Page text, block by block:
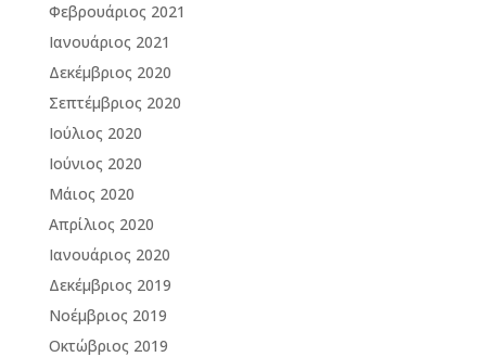
Φεβρουάριος 2021
Ιανουάριος 2021
Δεκέμβριος 2020
Σεπτέμβριος 2020
Ιούλιος 2020
Ιούνιος 2020
Μάιος 2020
Απρίλιος 2020
Ιανουάριος 2020
Δεκέμβριος 2019
Νοέμβριος 2019
Οκτώβριος 2019